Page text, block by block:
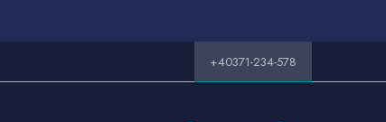
+40371-234-578